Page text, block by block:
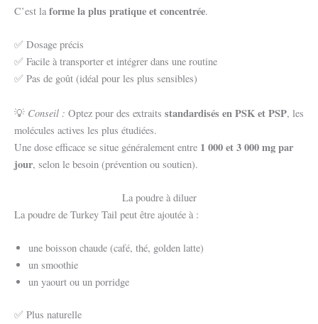
C’est laforme la plus pratique et concentrée.
✅ Dosage précis
✅ Facile à transporter et intégrer dans une routine
✅ Pas de goût (idéal pour les plus sensibles)
💡 Conseil : Optez pour des extraits standardisés en PSK et PSP, les
molécules actives les plus étudiées.
Une dose efficace se situe généralement entre 1 000 et 3 000 mg par
jour, selon le besoin (prévention ou soutien).
La poudre à diluer
La poudre de Turkey Tail peut être ajoutée à :
une boisson chaude (café, thé, golden latte)
un smoothie
un yaourt ou un porridge
✅ Plus naturelle